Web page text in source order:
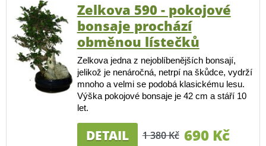
Zelkova 590 - pokojové
bonsaje prochází
obměnou lístečků
Zelkova jedna z nejoblíbenějších bonsají,
jelikož je nenáročná, netrpí na škůdce, vydrží
mnoho a velmi se podobá klasickému lesu.
Výška pokojové bonsaje je 42 cm a stáří 10
let.
DETAIL 1 380 Kč 690 Kč